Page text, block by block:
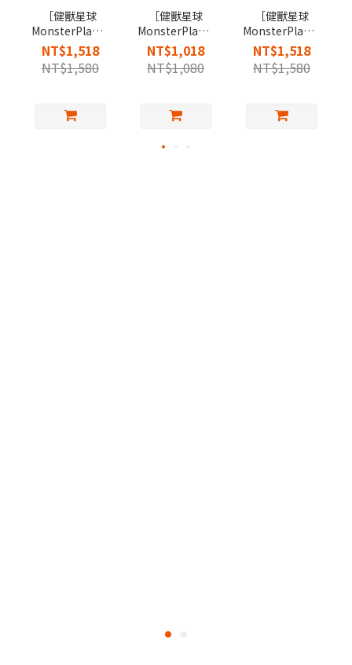
［健獸星球
MonsterPlanet］
E號獸魚油軟膠
囊
NT$1,518
NT$1,580
［健獸星球
MonsterPlanet］
神獸粉包
NT$1,018
NT$1,080
［健獸星球
MonsterPlanet］
甘寧獸膠囊
NT$1,518
NT$1,580